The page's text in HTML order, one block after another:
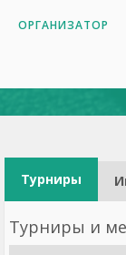
ОРГАНИЗАТОР
Турниры
Турниры и